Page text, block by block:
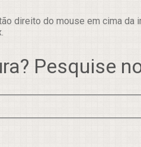
direito do mouse em cima
Pesquise